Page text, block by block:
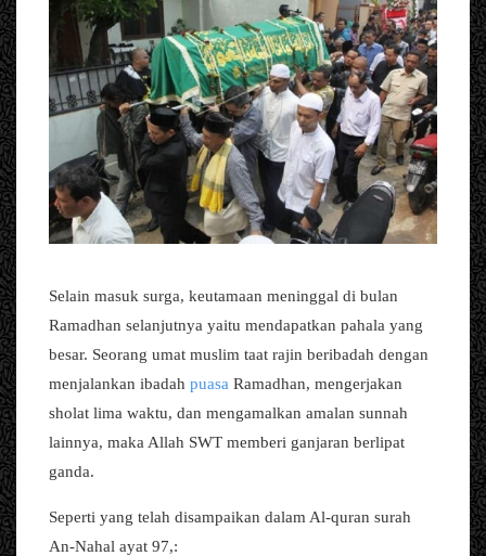
Selain masuk surga, keutamaan meninggal di bulan
Ramadhan selanjutnya yaitu mendapatkan pahala yang
besar. Seorang umat muslim taat rajin beribadah dengan
menjalankan ibadah puasa Ramadhan, mengerjakan
sholat lima waktu, dan mengamalkan amalan sunnah
lainnya, maka Allah SWT memberi ganjaran berlipat
ganda.
Seperti yang telah disampaikan dalam Al-quran surah
An-Nahal ayat 97,: